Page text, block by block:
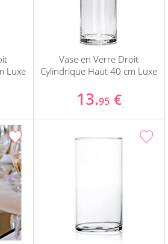
Luxe
Vase en Verre Droit
Cylindrique Haut 40 cm Luxe
13.95 €